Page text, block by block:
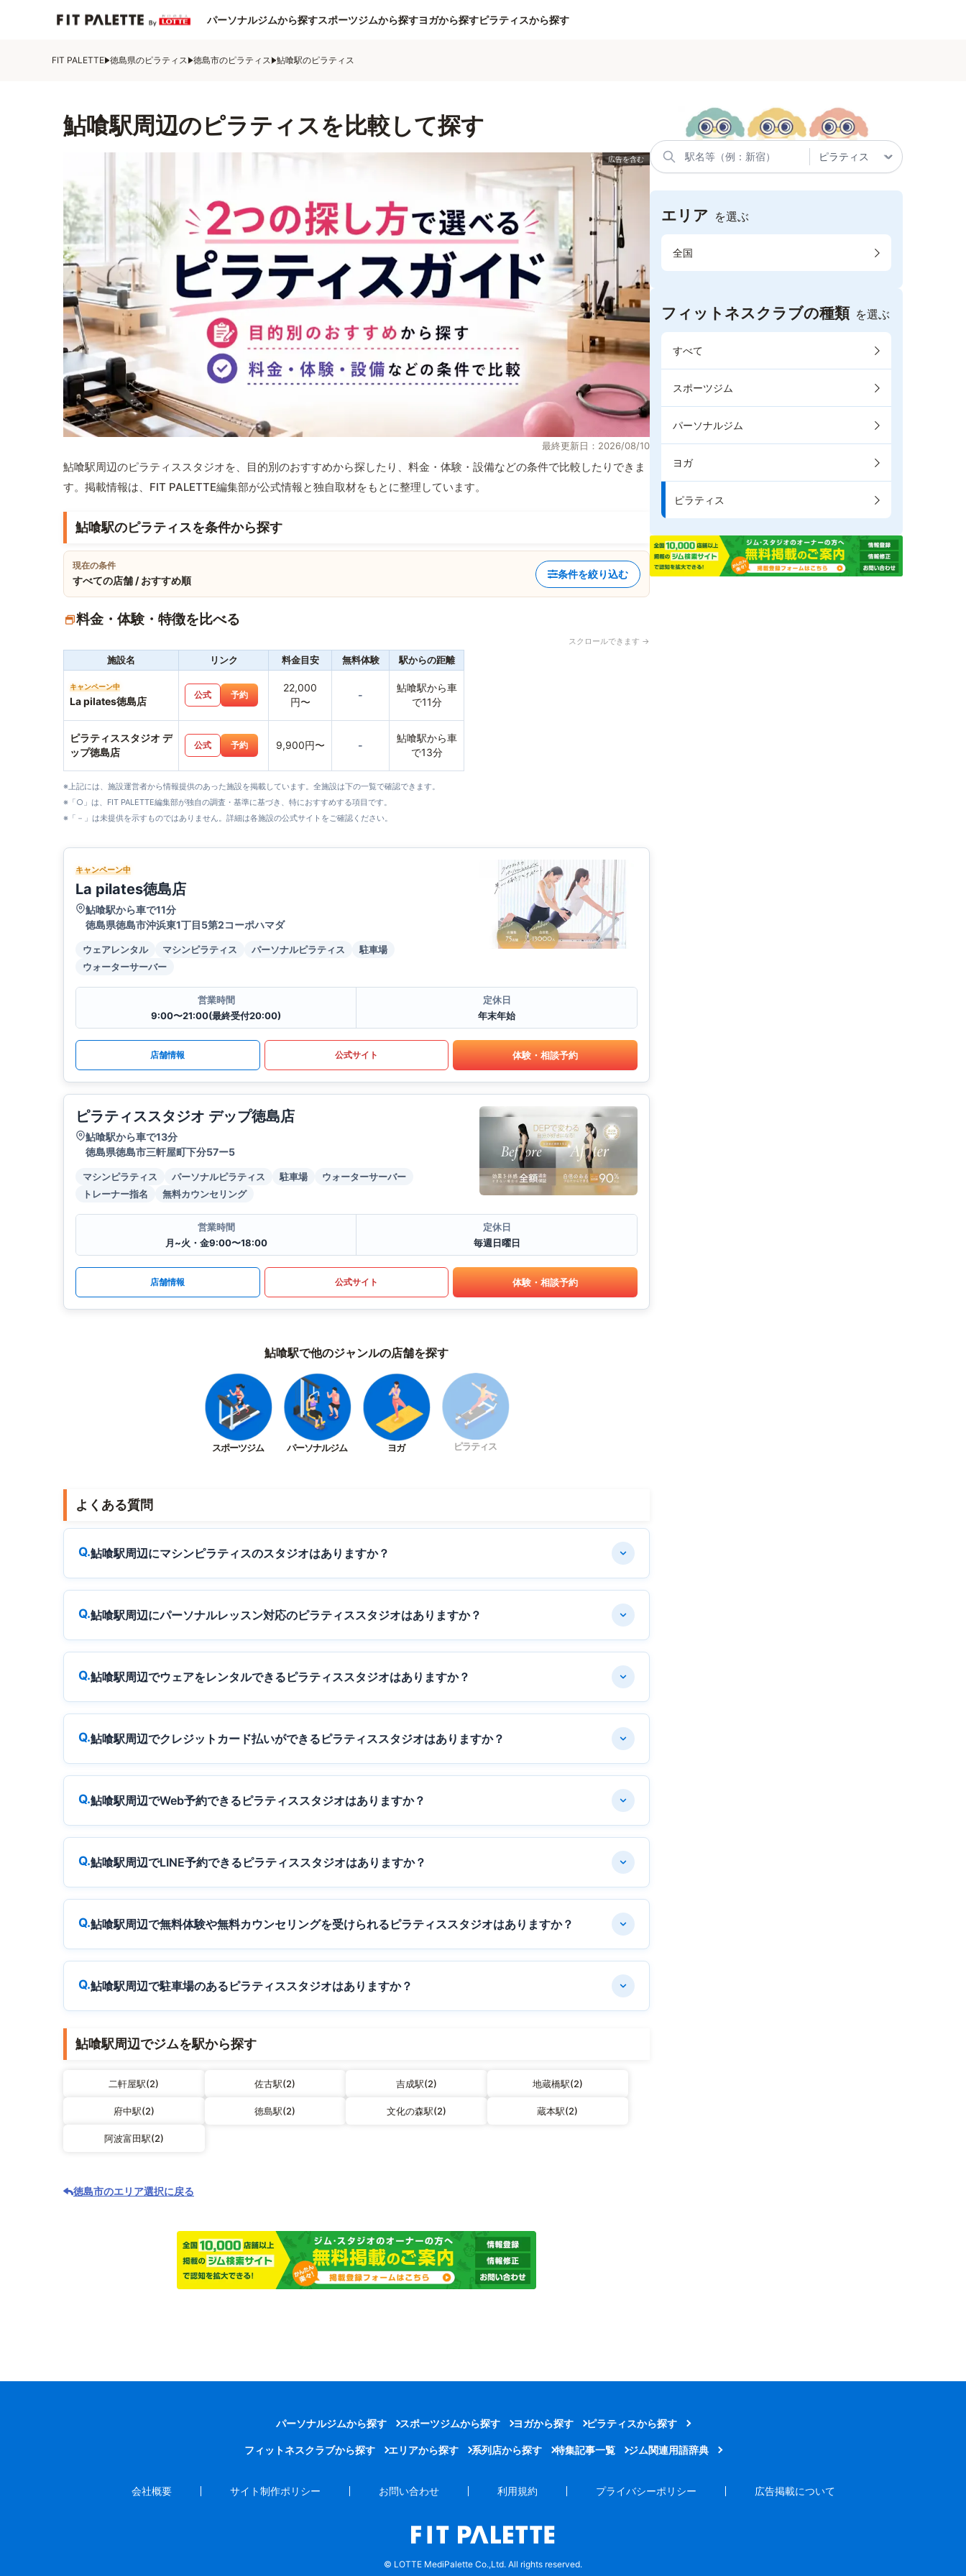
パーソナルジムから探すスポーツジムから探すヨガから探すピラティスから探す
FIT PALETTE 徳島県のピラティス 徳島市のピラティス 鮎喰駅のピラティス
鮎喰駅周辺のピラティスを比較して探す
最終更新日：2026/08/10
鮎喰駅周辺のピラティススタジオを、目的別のおすすめから探したり、料金・体験・設備などの条件で比較したりできま
す。掲載情報は、FIT PALETTE編集部が公式情報と独自取材をもとに整理しています。
鮎喰駅のピラティスを条件から探す
現在の条件
すべての店舗 / おすすめ順
条件を絞り込む
料金・体験・特徴を比べる
スクロールできます →
施設名 リンク 料金目安 無料体験 駅からの距離
キャンペーン中
La pilates徳島店
公式 予約
22,000
円〜
-
鮎喰駅から車
で11分
ピラティススタジオ デ
ップ徳島店
公式 予約 9,900円〜 -
鮎喰駅から車
で13分
※上記には、施設運営者から情報提供のあった施設を掲載しています。全施設は下の一覧で確認できます。
※「○」は、FIT PALETTE編集部が独自の調査・基準に基づき、特におすすめする項目です。
※「－」は未提供を示すものではありません。詳細は各施設の公式サイトをご確認ください。
キャンペーン中
La pilates徳島店
鮎喰駅から車で11分
徳島県徳島市沖浜東1丁目5第2コーポハマダ
ウェアレンタル マシンピラティス パーソナルピラティス
駐車場
ウォーターサーバー
営業時間
9:00〜21:00(最終受付20:00)
定休日
年末年始
店舗情報 公式サイト 体験・相談予約
ピラティススタジオ デップ徳島店
鮎喰駅から車で13分
徳島県徳島市三軒屋町下分57ー5
マシンピラティス パーソナルピラティス 駐車場
ウォーターサーバー
トレーナー指名
無料カウンセリング
営業時間
月~火・金9:00〜18:00
定休日
毎週日曜日
店舗情報 公式サイト 体験・相談予約
鮎喰駅で他のジャンルの店舗を探す
スポーツジム パーソナルジム ヨガ ピラティス
よくある質問
鮎喰駅周辺にマシンピラティスのスタジオはありますか？
鮎喰駅周辺にパーソナルレッスン対応のピラティススタジオはありますか？
鮎喰駅周辺でウェアをレンタルできるピラティススタジオはありますか？
鮎喰駅周辺でクレジットカード払いができるピラティススタジオはありますか？
鮎喰駅周辺でWeb予約できるピラティススタジオはありますか？
鮎喰駅周辺でLINE予約できるピラティススタジオはありますか？
鮎喰駅周辺で無料体験や無料カウンセリングを受けられるピラティススタジオはありますか？
鮎喰駅周辺で駐車場のあるピラティススタジオはありますか？
鮎喰駅周辺でジムを駅から探す
二軒屋駅(2) 佐古駅(2) 吉成駅(2) 地蔵橋駅(2)
府中駅(2) 徳島駅(2) 文化の森駅(2) 蔵本駅(2)
阿波富田駅(2)
徳島市のエリア選択に戻る
エリア を選ぶ
全国
フィットネスクラブの種類 を選ぶ
すべて
スポーツジム
パーソナルジム
ヨガ
ピラティス
パーソナルジムから探す スポーツジムから探す ヨガから探す ピラティスから探す
フィットネスクラブから探す エリアから探す 系列店から探す 特集記事一覧 ジム関連用語辞典
会社概要 サイト制作ポリシー お問い合わせ 利用規約 プライバシーポリシー 広告掲載について
© LOTTE MediPalette Co.,Ltd. All rights reserved.